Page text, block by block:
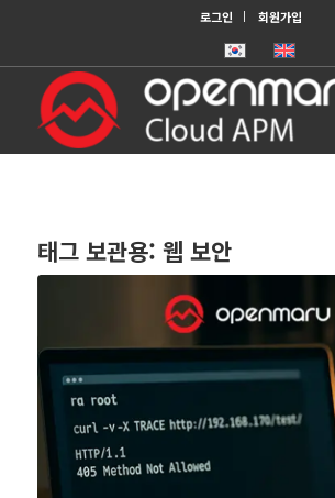
로그인 회원가입
태그 보관용: 웹 보안